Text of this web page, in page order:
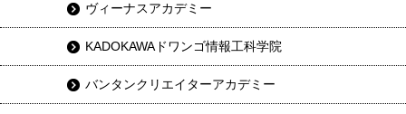
ヴィーナスアカデミー
KADOKAWAドワンゴ情報工科学院
バンタンクリエイターアカデミー